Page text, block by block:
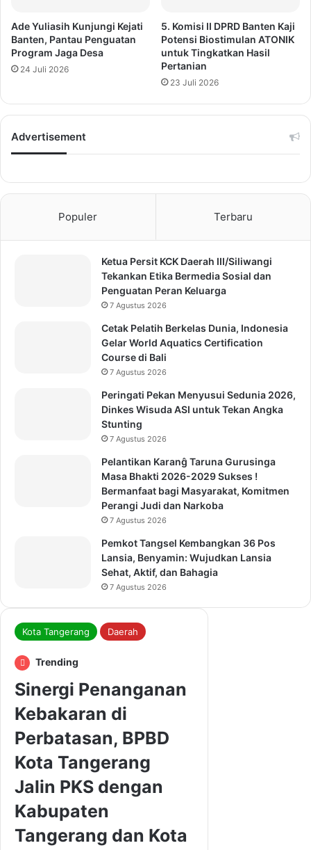
Ade Yuliasih Kunjungi Kejati
Banten, Pantau Penguatan
Program Jaga Desa
24 Juli 2026
5. Komisi II DPRD Banten Kaji
Potensi Biostimulan ATONIK
untuk Tingkatkan Hasil
Pertanian
23 Juli 2026
Advertisement
Populer Terbaru
Ketua Persit KCK Daerah III/Siliwangi
Tekankan Etika Bermedia Sosial dan
Penguatan Peran Keluarga
7 Agustus 2026
Cetak Pelatih Berkelas Dunia, Indonesia
Gelar World Aquatics Certification
Course di Bali
7 Agustus 2026
Peringati Pekan Menyusui Sedunia 2026,
Dinkes Wisuda ASI untuk Tekan Angka
Stunting
7 Agustus 2026
Pelantikan Karanĝ Taruna Gurusinga
Masa Bhakti 2026-2029 Sukses !
Bermanfaat bagi Masyarakat, Komitmen
Perangi Judi dan Narkoba
7 Agustus 2026
Pemkot Tangsel Kembangkan 36 Pos
Lansia, Benyamin: Wujudkan Lansia
Sehat, Aktif, dan Bahagia
7 Agustus 2026